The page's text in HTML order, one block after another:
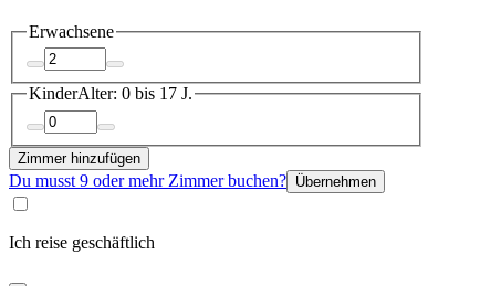
Erwachsene
KinderAlter: 0 bis 17 J.
Zimmer hinzufügen
Du musst 9 oder mehr Zimmer buchen? Übernehmen
Ich reise geschäftlich